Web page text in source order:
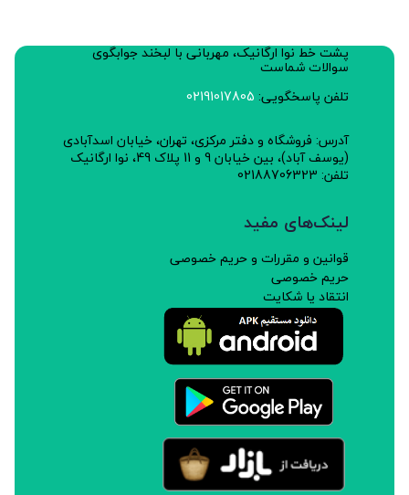
پشت خط نوا ارگانیک، مهربانی با لبخند جوابگوی
سوالات شماست
تلفن پاسخگویی: 02191017805
آدرس: فروشگاه و دفتر مرکزی، تهران، خیابان اسدآبادی
(یوسف آباد)، بین خیابان 9 و 11 پلاک 49، نوا ارگانیک
تلفن: 02188706323
لینک‌های مفید
قوانین و مقررات و حریم خصوصی
حریم خصوصی
انتقاد یا شکایت